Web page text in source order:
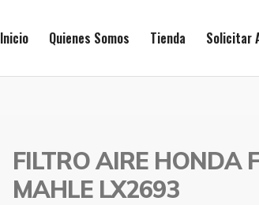
Inicio Quienes Somos Tienda Solicitar
FILTRO AIRE HONDA
MAHLE LX2693